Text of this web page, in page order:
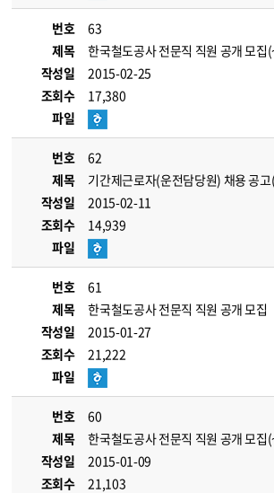
번호
63
제목
한국철도공사 전문직 직원 공개 모집
작성일
2015-02-25
조회수
17,380
파일
번호
62
제목
기간제근로자(운전담당원) 채용 공
작성일
2015-02-11
조회수
14,939
파일
번호
61
제목
한국철도공사 전문직 직원 공개 모집
작성일
2015-01-27
조회수
21,222
파일
번호
60
제목
한국철도공사 전문직 직원 공개 모집
작성일
2015-01-09
조회수
21,103